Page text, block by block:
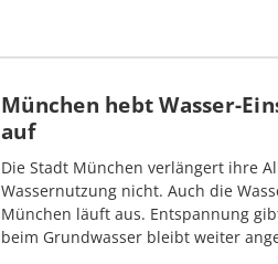
München hebt Wasser-
auf
Die Stadt München verlängert ihre
Wassernutzung nicht. Auch die
München läuft aus. Entspannung
beim Grundwasser bleibt weiter